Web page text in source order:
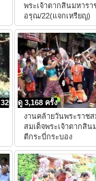
พระเจ้าตากสินมหารา
อรุณ/22(แจกเหรียญ)
ดู 3,168 ครั้ง
งานคล้ายวันพระราช
สมเด็จพระเจ้าตากสิน
ตีกระบี่กระบอง